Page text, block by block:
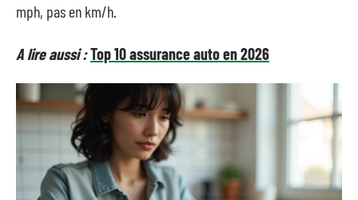
mph, pas en km/h.
A lire aussi :Top 10 assurance auto en 2026